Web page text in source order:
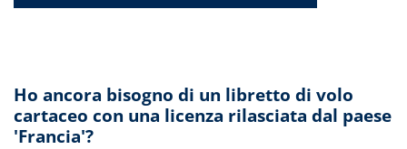
Ho ancora bisogno di un libretto di volo
cartaceo con una licenza rilasciata dal paese
'Francia'?